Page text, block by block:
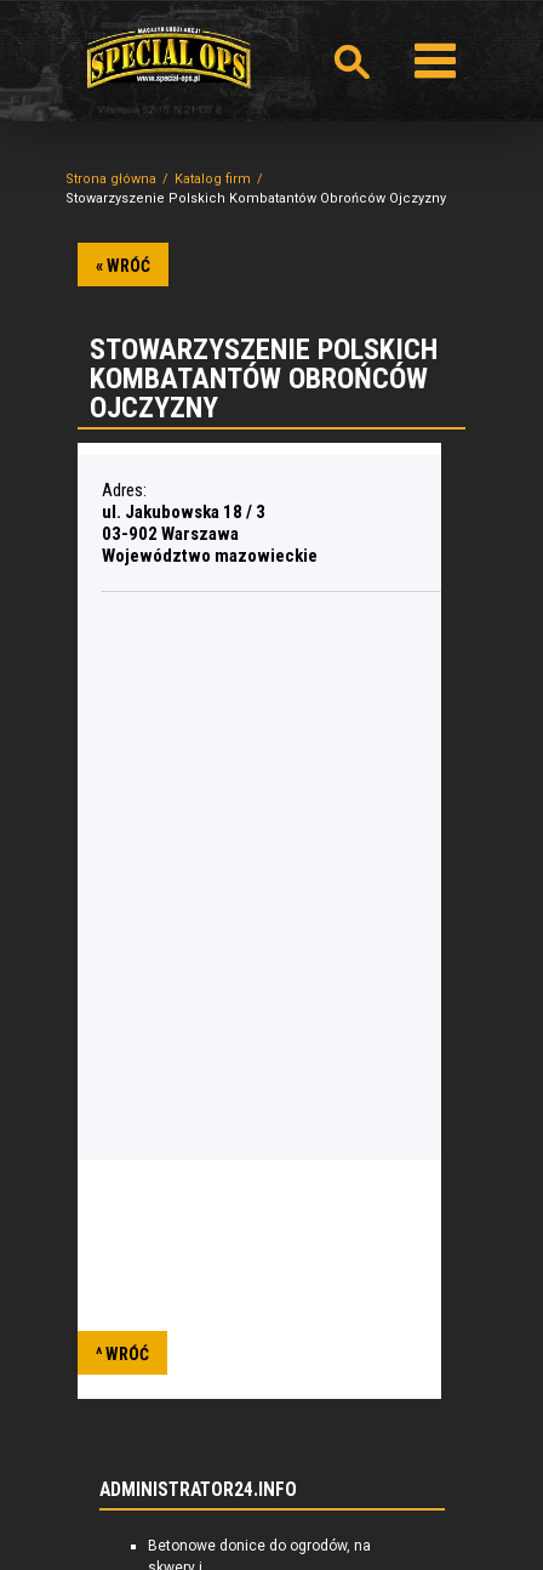
Strona główna
Katalog firm
Stowarzyszenie Polskich Kombatantów Obrońców Ojczyzny
« WRÓĆ
STOWARZYSZENIE POLSKICH
KOMBATANTÓW OBROŃCÓW
OJCZYZNY
Adres:
ul. Jakubowska 18 / 3
03-902 Warszawa
Województwo mazowieckie
^ WRÓĆ
ADMINISTRATOR24.INFO
Betonowe donice do ogrodów, na